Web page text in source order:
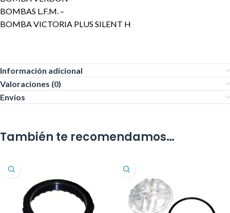
BOMBAS L.F.M. –
BOMBA VICTORIA PLUS SILENT H
Información adicional
Valoraciones (0)
Envíos
También te recomendamos…